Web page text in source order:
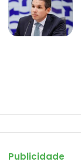
Publicidade